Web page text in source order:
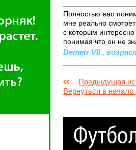
Полностью вас
мне реально
с которым
понимая что он не
Demetr VII ,
Предыдущая
Вернуться в начало